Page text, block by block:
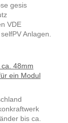
gesis
VDE
Anlagen.
48mm
ein Modul
bis ca.